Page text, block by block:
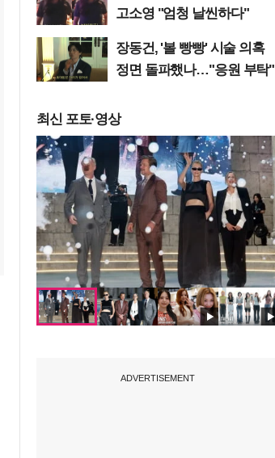
고소영 "엄청 날씬하다"
장동건, '볼 빵빵' 시술 의혹
정면 돌파했나…"응원 부탁"
최신 포토·영상
ADVERTISEMENT